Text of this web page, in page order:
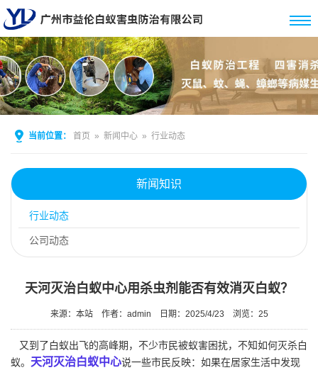
当前位置： 首页 » 新闻中心 » 行业动态
新闻知识
行业动态
公司动态
天河灭治白蚁中心用杀虫剂能否有效消灭白蚁？
来源：本站 作者：admin 日期：2025/4/23 浏览： 25
又到了白蚁出飞的高峰期，不少市民被蚁害困扰，不知如何灭杀白
蚁。 天河灭治白蚁中心说一些市民反映：如果在居家生活中发现